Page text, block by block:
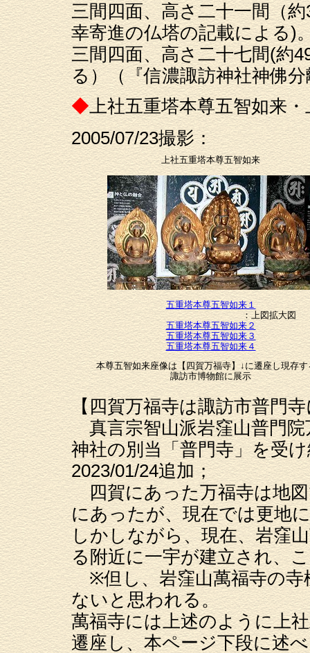
三間四面、高さ二十一間（
幸寄進の仏塔の記載による)
三間四面、高さ二十七間(約
る）（『信濃諏訪神社神佛
◆上社五重塔本尊五智如来
2005/07/23撮影：
上社五重塔本尊五智如来
五重塔本尊五智如来１
：上図拡大図
五重塔本尊五智如来２
五重塔本尊五智如来３
五重塔本尊五智如来４
本尊五智如来座像は【四賀万福寺】↓に遷座し現存す
諏訪市博物館に展示
【四賀万福寺は諏訪市普門
真言宗智山派岩窪山普門院
神社の別当「普門寺」を受
2023/01/24追加；
四賀にあった万福寺は地図
にあったが、現在では更地
しかしながら、現在、岩窪
る附近に一宇が建立され、
※但し、岩窪山萬福寺の寺
ないと思われる。
萬福寺には上述のように上
遷座し、本ページ下段に述